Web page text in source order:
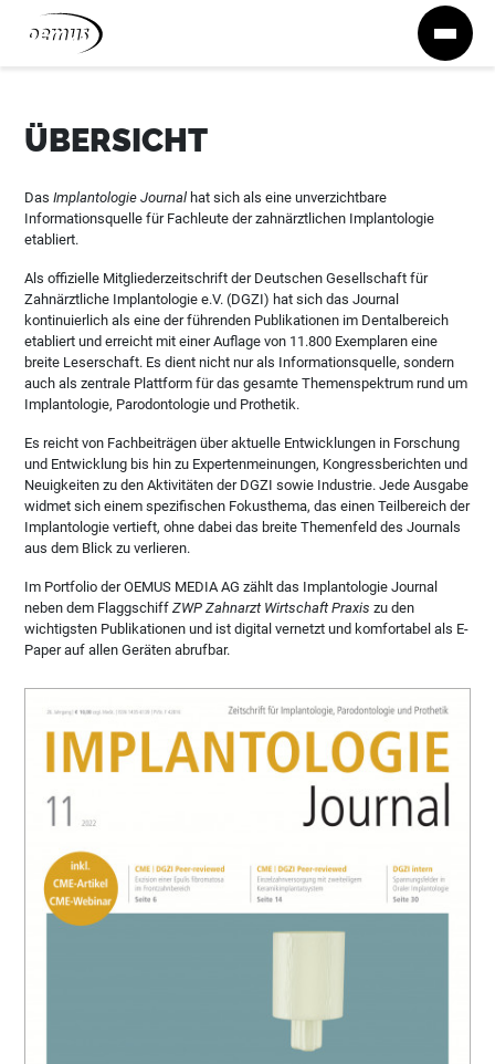
Zum Inhalt springen
ÜBERSICHT
DasImplantologie Journal hat sich als eine unverzichtbare
Informationsquelle für Fachleute der zahnärztlichen Implantologie
etabliert.
Als offizielle Mitgliederzeitschrift der Deutschen Gesellschaft für
Zahnärztliche Implantologie e.V. (DGZI) hat sich das Journal
kontinuierlich als eine der führenden Publikationen im Dentalbereich
etabliert und erreicht mit einer Auflage von 11.800 Exemplaren eine
breite Leserschaft. Es dient nicht nur als Informationsquelle, sondern
auch als zentrale Plattform für das gesamte Themenspektrum rund um
Implantologie, Parodontologie und Prothetik.
Es reicht von Fachbeiträgen über aktuelle Entwicklungen in Forschung
und Entwicklung bis hin zu Expertenmeinungen, Kongressberichten und
Neuigkeiten zu den Aktivitäten der DGZI sowie Industrie. Jede Ausgabe
widmet sich einem spezifischen Fokusthema, das einen Teilbereich der
Implantologie vertieft, ohne dabei das breite Themenfeld des Journals
aus dem Blick zu verlieren.
Im Portfolio der OEMUS MEDIA AG zählt das Implantologie Journal
neben dem FlaggschiffZWP Zahnarzt Wirtschaft Praxiszu den
wichtigsten Publikationen und ist digital vernetzt und komfortabel als E-
Paper auf allen Geräten abrufbar.